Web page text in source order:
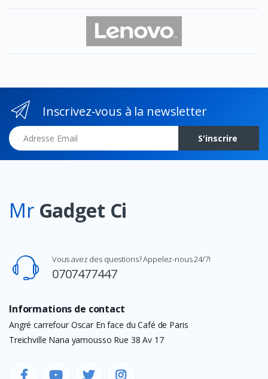
Inscrivez-vous à la newsletter
Adresse Email
S'inscrire
Mr Gadget Ci
Vous avez des questions? Appelez-nous 24/7!
0707477447
Informations de contact
Angré carrefour Oscar En face du Café de Paris
Treichville Nana yamousso Rue 38 Av 17